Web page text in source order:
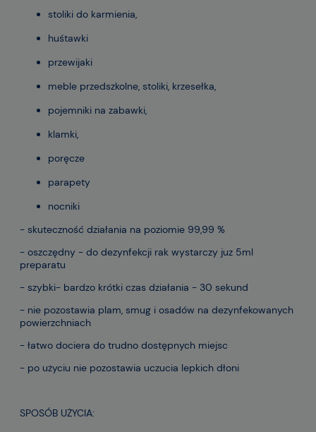
stoliki do karmienia,
huśtawki
przewijaki
meble przedszkolne, stoliki, krzesełka,
pojemniki na zabawki,
klamki,
poręcze
parapety
nocniki
- skuteczność działania na poziomie 99,99 %
- oszczędny - do dezynfekcji rak wystarczy juz 5ml
preparatu
- szybki- bardzo krótki czas działania - 30 sekund
- nie pozostawia plam, smug i osadów na dezynfekowanych
powierzchniach
- łatwo dociera do trudno dostępnych miejsc
- po użyciu nie pozostawia uczucia lepkich dłoni
SPOSÓB UŻYCIA: